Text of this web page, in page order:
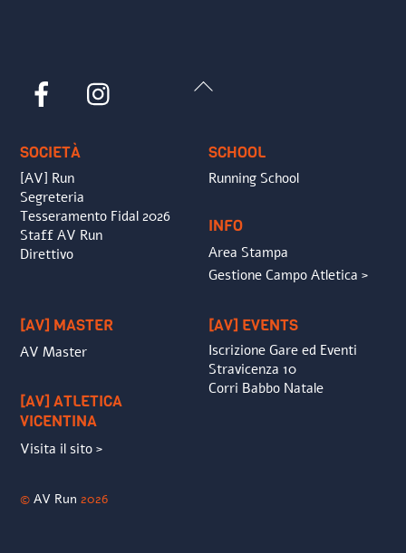
Back
Facebook
SOCIETÀ
[AV] Run
Segreteria
Tesseramento Fidal 2026
Staff AV Run
Direttivo
SCHOOL
Running School
INFO
Area Stampa
Gestione Campo Atletica >
[AV] MASTER
AV Master
[AV] ATLETICA
VICENTINA
Visita il sito >
[AV] EVENTS
Iscrizione Gare ed Eventi
Stravicenza 10
Corri Babbo Natale
©AV Run 2026